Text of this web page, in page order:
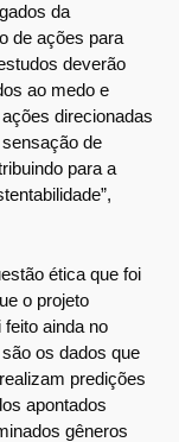
da
de ações para
deverão
ao medo e
direcionadas
de
para a
ética que foi
o projeto
ainda no
os dados que
predições
apontados
gêneros